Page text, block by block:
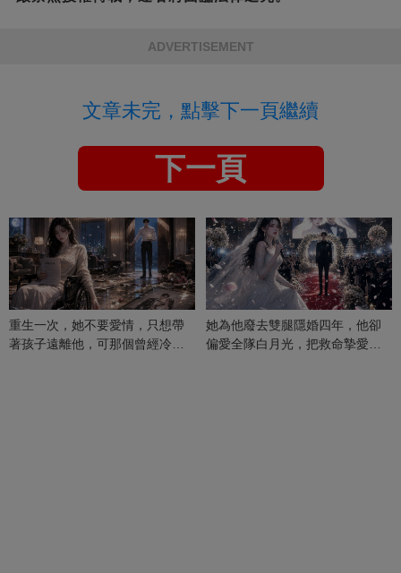
ADVERTISEMENT
文章未完，點擊下一頁繼續
下一頁
重生一次，她不要愛情，只想帶
著孩子遠離他，可那個曾經冷漠
她為他廢去雙腿隱婚四年，他卻
偏愛全隊白月光，把救命摯愛當